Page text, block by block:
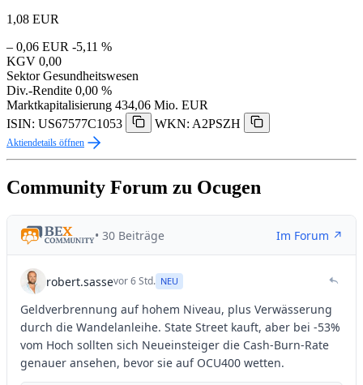
1,08 EUR
– 0,06 EUR -5,11 %
KGV 0,00
Sektor Gesundheitswesen
Div.-Rendite 0,00 %
Marktkapitalisierung 434,06 Mio. EUR
ISIN: US67577C1053
WKN: A2PSZH
Aktiendetails öffnen
Community Forum zu Ocugen